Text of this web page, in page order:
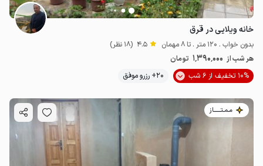
خانه ویلایی در قرق
بدون خواب . 120 متر . تا 8 مهمان 4.5 (18 نظر)
هر شب از 1٬390٬000 تومان
10% تخفیف از 6 شب
20+ رزرو موفق
مـمـتــــــاز